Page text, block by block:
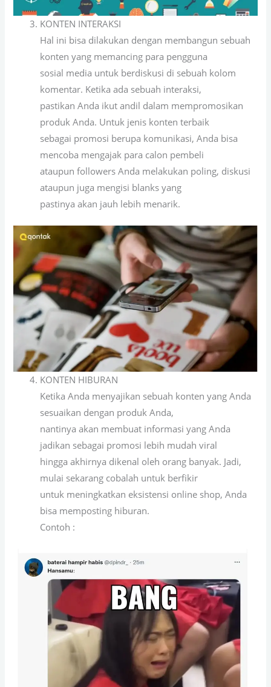
KONTEN INTERAKSI
Hal ini bisa dilakukan dengan membangun sebuah
konten yang memancing para pengguna
sosial media untuk berdiskusi di sebuah kolom
komentar. Ketika ada sebuah interaksi,
pastikan Anda ikut andil dalam mempromosikan
produk Anda. Untuk jenis konten terbaik
sebagai promosi berupa komunikasi, Anda bisa
mencoba mengajak para calon pembeli
ataupun followers Anda melakukan poling, diskusi
ataupun juga mengisi blanks yang
pastinya akan jauh lebih menarik.
KONTEN HIBURAN
Ketika Anda menyajikan sebuah konten yang Anda
sesuaikan dengan produk Anda,
nantinya akan membuat informasi yang Anda
jadikan sebagai promosi lebih mudah viral
hingga akhirnya dikenal oleh orang banyak. Jadi,
mulai sekarang cobalah untuk berfikir
untuk meningkatkan eksistensi online shop, Anda
bisa memposting hiburan.
Contoh :